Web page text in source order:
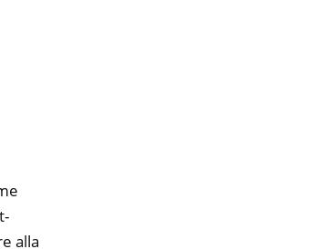
alla